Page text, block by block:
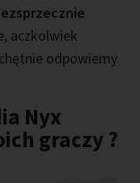
aczkolwiek
odpowiemy
Nyx
graczy ?